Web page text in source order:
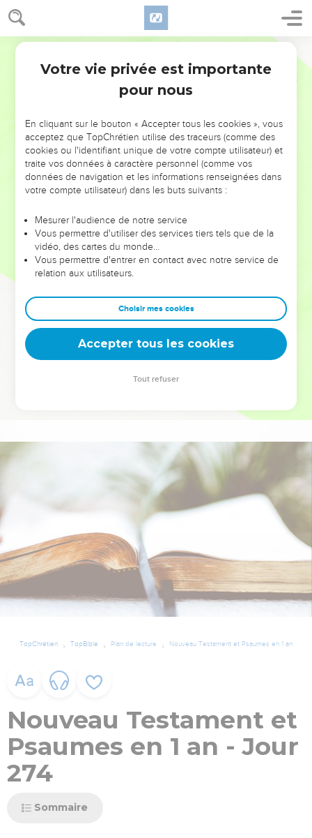
NE MANQUEZ PAS L’ÉVÉNEMENT
DE L’ANNÉE !
ET SI LEURS ERREURS POUVAIENT VOUS ÉVITER LES
VOTRES ?
leur foi ou leur vision. Mais on voit moins les doutes, les erreurs
et les saisons difficiles qu'ils ont traversés, alors même que ce
sont elles qui les ont façonnés.
Dans cette conférence, leaders, entrepreneurs, et responsables
clés pour avancer avec plus de sagesse afin que leurs erreurs
deviennent vos tremplins. Que vous guidiez un ministère, une
équipe, un groupe ou une famille, leur expérience est faite
TopChrétien TopBible Plan de lecture Nouveau Testament et Psaumes en 1 an
Nouveau Testament et
Psaumes en 1 an - Jour
274
Sommaire
Votre vie privée est importante
pour nous
En cliquant sur le bouton « Accepter tous les cookies », vous
acceptez que TopChrétien utilise des traceurs (comme des
cookies ou l'identifiant unique de votre compte utilisateur) et
traite vos données à caractère personnel (comme vos
données de navigation et les informations renseignées dans
votre compte utilisateur) dans les buts suivants :
Mesurer l'audience de notre service
Vous permettre d'utiliser des services tiers tels que de la
vidéo, des cartes du monde…
Vous permettre d'entrer en contact avec notre service de
relation aux utilisateurs.
Choisir mes cookies
Accepter tous les cookies
Tout refuser